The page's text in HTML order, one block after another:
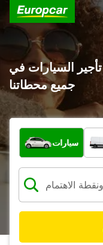
تأجير السيارات في Caboolture South : اكتشف
جميع محطاتنا
ما نوع المركبة؟
سيارات